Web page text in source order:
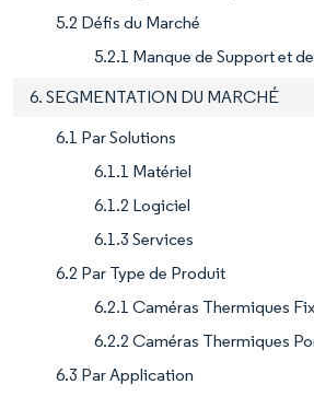
5.2 Défis du Marché
5.2.1 Manque de Support et
6. SEGMENTATION DU MARCHÉ
6.1 Par Solutions
6.1.1 Matériel
6.1.2 Logiciel
6.1.3 Services
6.2 Par Type de Produit
6.2.1 Caméras Thermiques
6.2.2 Caméras Thermiques
6.3 Par Application